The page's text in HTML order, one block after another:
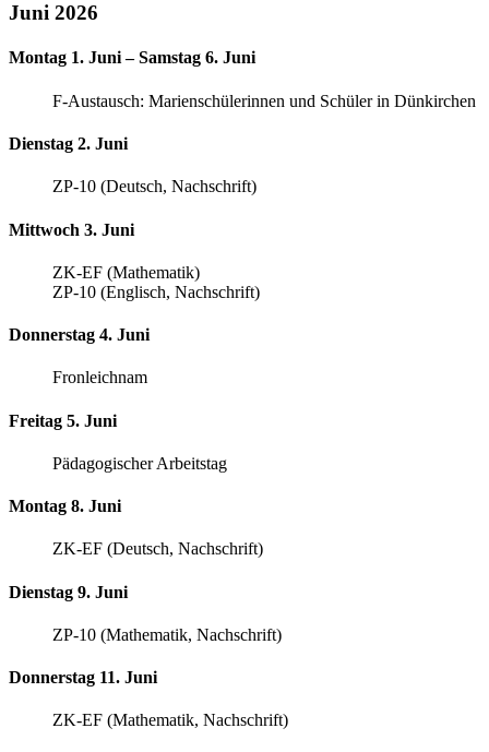
Juni 2026
Montag 1. Juni – Samstag 6. Juni
F-Austausch: Marienschülerinnen und Schüler in Dünkirchen
Dienstag 2. Juni
ZP-10 (Deutsch, Nachschrift)
Mittwoch 3. Juni
ZK-EF (Mathematik)
ZP-10 (Englisch, Nachschrift)
Donnerstag 4. Juni
Fronleichnam
Freitag 5. Juni
Pädagogischer Arbeitstag
Montag 8. Juni
ZK-EF (Deutsch, Nachschrift)
Dienstag 9. Juni
ZP-10 (Mathematik, Nachschrift)
Donnerstag 11. Juni
ZK-EF (Mathematik, Nachschrift)